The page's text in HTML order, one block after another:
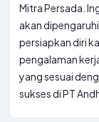
Mitra Persada.
akan
persiapkan diri
pengalaman
yang sesuai
sukses di PT